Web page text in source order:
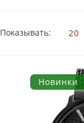
Показывать:
Новинки